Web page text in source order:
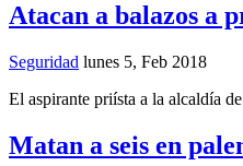
Atacan a balazos a
Seguridad lunes 5, Feb 2018
El aspirante priísta a la alcaldía
Matan a seis en